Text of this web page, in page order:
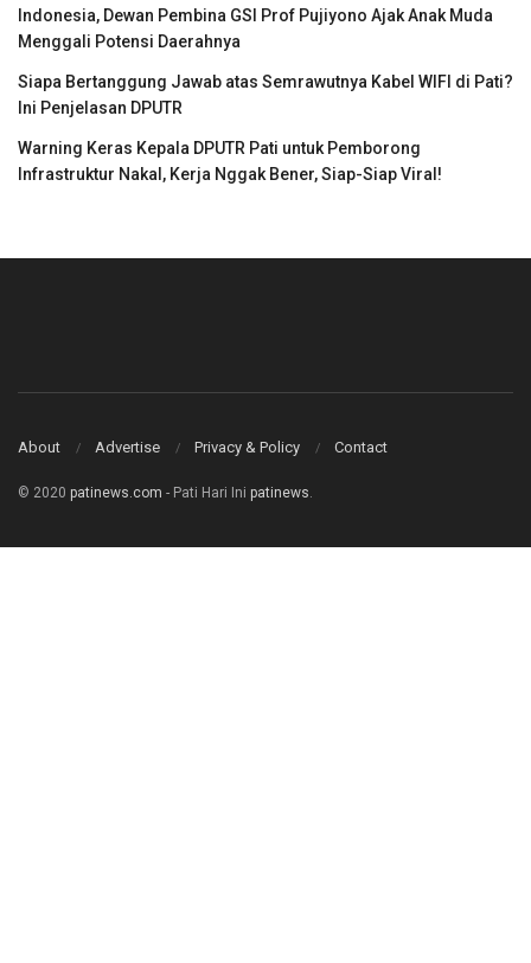
Indonesia, Dewan Pembina GSI Prof Pujiyono Ajak Anak Muda
Menggali Potensi Daerahnya
Siapa Bertanggung Jawab atas Semrawutnya Kabel WIFI di Pati?
Ini Penjelasan DPUTR
Warning Keras Kepala DPUTR Pati untuk Pemborong
Infrastruktur Nakal, Kerja Nggak Bener, Siap-Siap Viral!
About Advertise Privacy & Policy Contact
© 2020 patinews.com - Pati Hari Ini patinews